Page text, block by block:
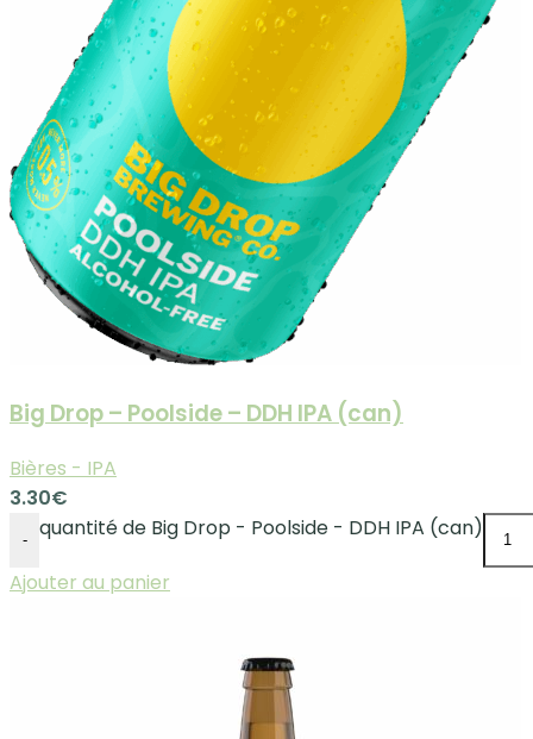
Big Drop – Poolside – DDH IPA (can)
Bières - IPA
3.30€
-
quantité de Big Drop - Poolside - DDH IPA (can)
Ajouter au panier